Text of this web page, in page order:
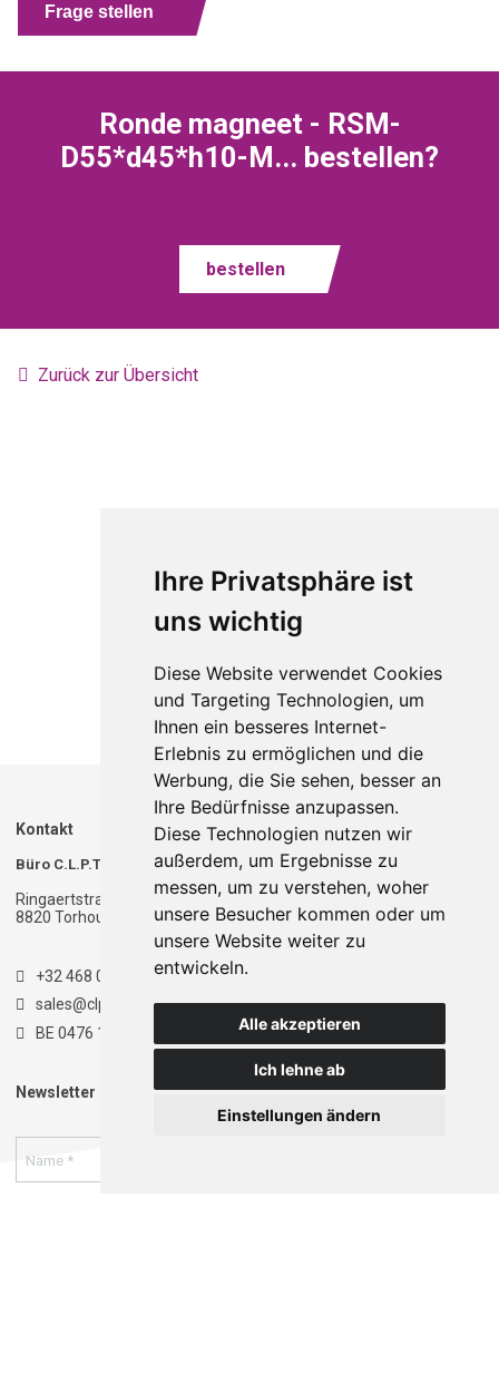
Ihre Privatsphäre ist
uns wichtig
Diese Website verwendet Cookies
und Targeting Technologien, um
Ihnen ein besseres Internet-
Erlebnis zu ermöglichen und die
Werbung, die Sie sehen, besser an
Ihre Bedürfnisse anzupassen.
Diese Technologien nutzen wir
außerdem, um Ergebnisse zu
messen, um zu verstehen, woher
unsere Besucher kommen oder um
unsere Website weiter zu
entwickeln.
Alle akzeptieren
Ich lehne ab
Einstellungen ändern
Frage stellen
Ronde magneet - RSM-
D55*d45*h10-M... bestellen?
bestellen
Zurück zur Übersicht
Kontakt
Büro C.L.P.T.
Ringaertstraat 1
8820 Torhout - Belgien
Lager C.L.P.T.
Ringaertstraat 1
8820 Torhout - Belgien
+32 468 020 900
sales@clpt.be
BE 0476 174 681
Newsletter